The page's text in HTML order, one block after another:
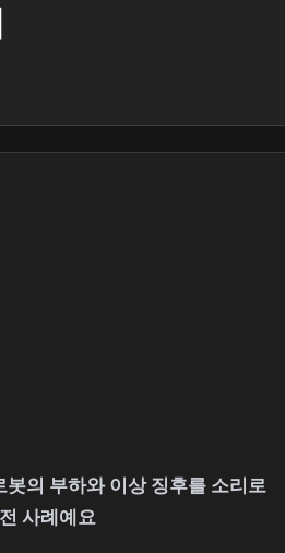
봇의 부하와 이상 징후를 소리로
사례예요